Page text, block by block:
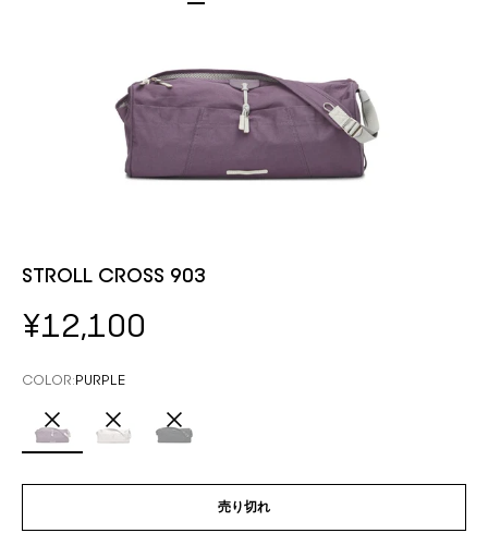
I18n Error: Missing interpolation value
STROLL CROSS 903
セール価格
¥12,100
COLOR:PURPLE
売り切れ